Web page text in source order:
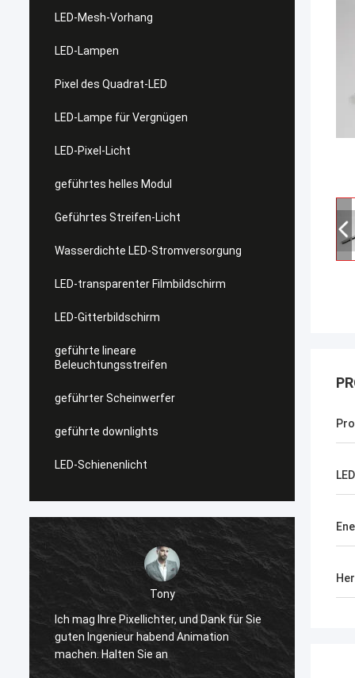
LED-Mesh-Vorhang
LED-Lampen
Pixel des Quadrat-LED
LED-Lampe für Vergnügen
LED-Pixel-Licht
geführtes helles Modul
Geführtes Streifen-Licht
Wasserdichte LED-Stromversorgung
LED-transparenter Filmbildschirm
LED-Gitterbildschirm
geführte lineare
Beleuchtungsstreifen
geführter Scheinwerfer
geführte downlights
LED-Schienenlicht
Shally
Bevor gekauft, ist ein Paar ähnliche
quadratische Kopfstiefel,
winterappearance sehr hoch, weil
zusammenzupassen zu ist gut, jetzt